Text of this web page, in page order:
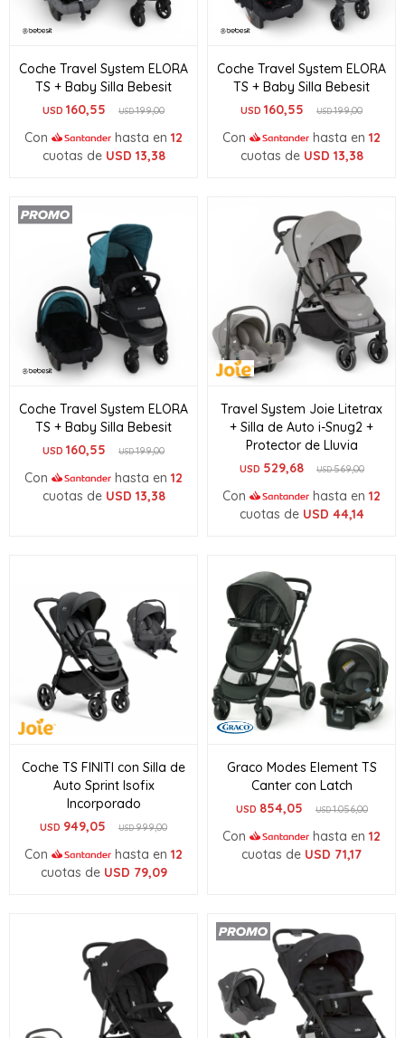
Coche Travel System ELORA
TS + Baby Silla Bebesit
USD 160,55 USD199,00
Con hasta en 12
cuotas de USD 13,38
Coche Travel System ELORA
TS + Baby Silla Bebesit
USD 160,55 USD199,00
Con hasta en 12
cuotas de USD 13,38
Coche Travel System ELORA
TS + Baby Silla Bebesit
USD 160,55 USD199,00
Con hasta en 12
cuotas de USD 13,38
Travel System Joie Litetrax
+ Silla de Auto i-Snug2 +
Protector de Lluvia
USD 529,68 USD569,00
Con hasta en 12
cuotas de USD 44,14
Coche TS FINITI con Silla de
Auto Sprint Isofix
Incorporado
USD 949,05 USD999,00
Con hasta en 12
cuotas de USD 79,09
Graco Modes Element TS
Canter con Latch
USD 854,05 USD1.056,00
Con hasta en 12
cuotas de USD 71,17